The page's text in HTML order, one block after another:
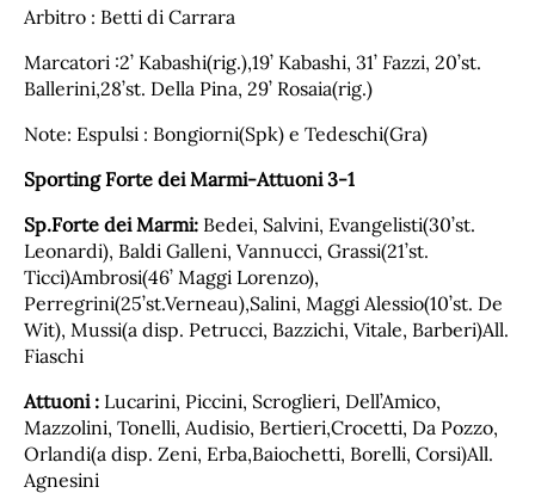
Arbitro : Betti di Carrara
Marcatori :2’ Kabashi(rig.),19’ Kabashi, 31’ Fazzi, 20’st.
Ballerini,28’st. Della Pina, 29’ Rosaia(rig.)
Note: Espulsi : Bongiorni(Spk) e Tedeschi(Gra)
Sporting Forte dei Marmi-Attuoni 3-1
Sp.Forte dei Marmi: Bedei, Salvini, Evangelisti(30’st.
Leonardi), Baldi Galleni, Vannucci, Grassi(21’st.
Ticci)Ambrosi(46’ Maggi Lorenzo),
Perregrini(25’st.Verneau),Salini, Maggi Alessio(10’st. De
Wit), Mussi(a disp. Petrucci, Bazzichi, Vitale, Barberi)All.
Fiaschi
Attuoni : Lucarini, Piccini, Scroglieri, Dell’Amico,
Mazzolini, Tonelli, Audisio, Bertieri,Crocetti, Da Pozzo,
Orlandi(a disp. Zeni, Erba,Baiochetti, Borelli, Corsi)All.
Agnesini